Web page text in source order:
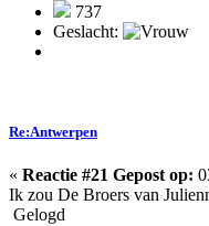
737
Geslacht:
Re:Antwerpen
« Reactie #21 Gepost op:
Ik zou De Broers van
Gelogd